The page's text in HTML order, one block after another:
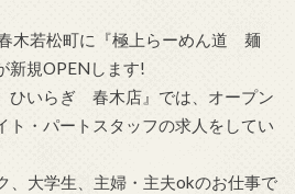
木若松町に『極上らーめん道 麺
規OPENします!
いらぎ 春木店』では、オープン
ト・パートスタッフの求人をしてい
、大学生、主婦・主夫okのお仕事で